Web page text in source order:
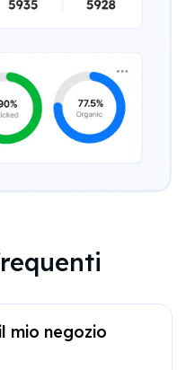
mio negozio